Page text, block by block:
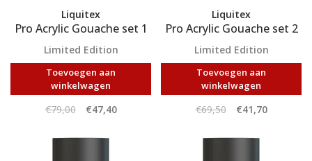
Liquitex
Pro Acrylic Gouache set 1
Limited Edition
Toevoegen aan
winkelwagen
€79,00 €47,40
Liquitex
Pro Acrylic Gouache set 2
Limited Edition
Toevoegen aan
winkelwagen
€69,50 €41,70